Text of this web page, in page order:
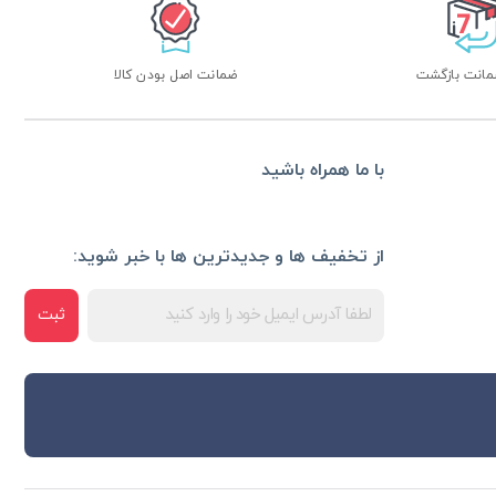
ضمانت اصل بودن کالا
از تخفیف ها و جدیدترین ها با خبر شوید:
ثبت
با ما همراه باشید